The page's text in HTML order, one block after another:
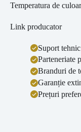
Temperatura de
Link producator
Suport
Parteneriate
Branduri de
Garanție
Prețuri